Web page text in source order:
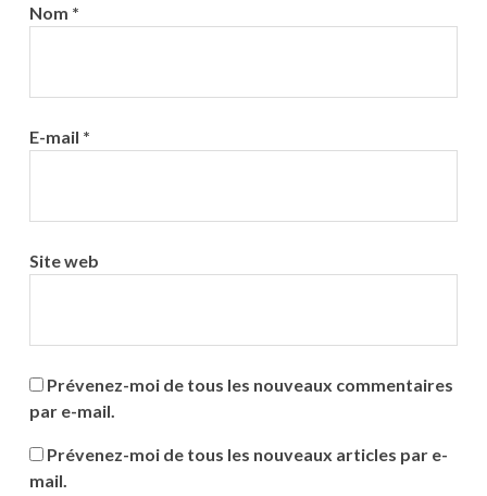
Nom *
E-mail *
Site web
Prévenez-moi de tous les nouveaux commentaires
par e-mail.
Prévenez-moi de tous les nouveaux articles par e-
mail.